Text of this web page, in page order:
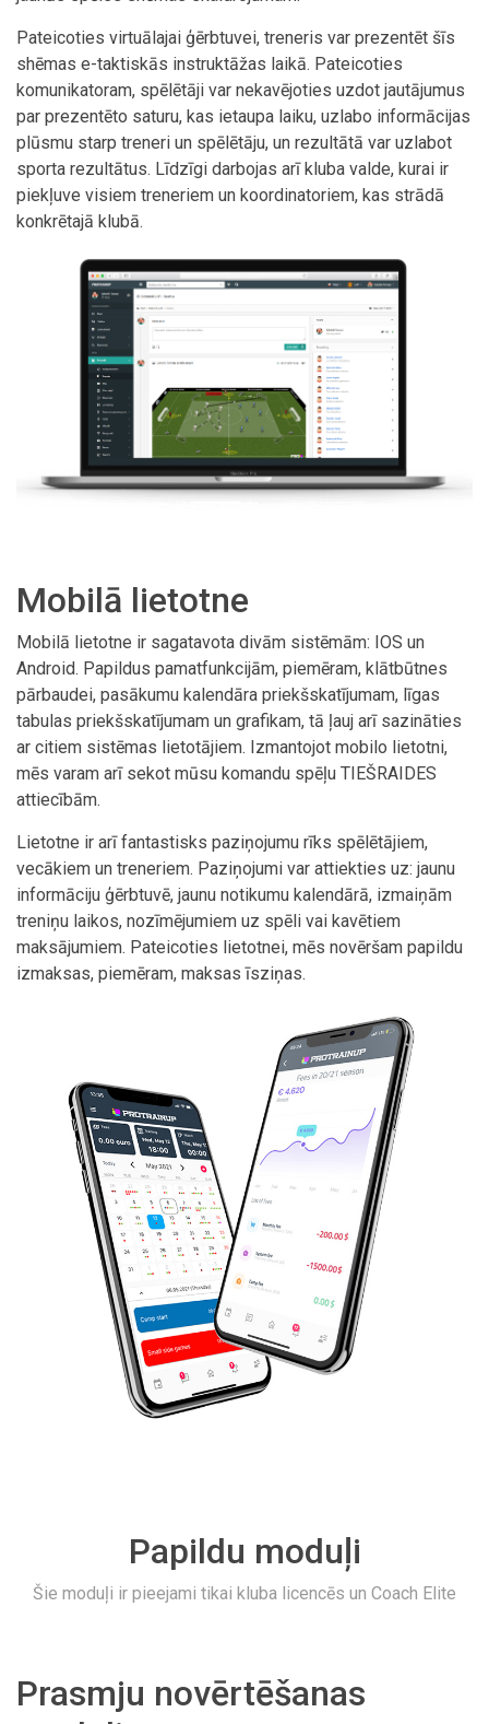
Pateicoties virtuālajai ģērbtuvei, treneris var prezentēt šīs
shēmas e-taktiskās instruktāžas laikā. Pateicoties
komunikatoram, spēlētāji var nekavējoties uzdot jautājumus
par prezentēto saturu, kas ietaupa laiku, uzlabo informācijas
plūsmu starp treneri un spēlētāju, un rezultātā var uzlabot
sporta rezultātus. Līdzīgi darbojas arī kluba valde, kurai ir
piekļuve visiem treneriem un koordinatoriem, kas strādā
konkrētajā klubā.
Mobilā lietotne
Mobilā lietotne ir sagatavota divām sistēmām: IOS un
Android. Papildus pamatfunkcijām, piemēram, klātbūtnes
pārbaudei, pasākumu kalendāra priekšskatījumam, līgas
tabulas priekšskatījumam un grafikam, tā ļauj arī sazināties
ar citiem sistēmas lietotājiem. Izmantojot mobilo lietotni,
mēs varam arī sekot mūsu komandu spēļu TIEŠRAIDES
attiecībām.
Lietotne ir arī fantastisks paziņojumu rīks spēlētājiem,
vecākiem un treneriem. Paziņojumi var attiekties uz: jaunu
informāciju ģērbtuvē, jaunu notikumu kalendārā, izmaiņām
treniņu laikos, nozīmējumiem uz spēli vai kavētiem
maksājumiem. Pateicoties lietotnei, mēs novēršam papildu
izmaksas, piemēram, maksas īsziņas.
Papildu moduļi
Šie moduļi ir pieejami tikai kluba licencēs un Coach Elite
Prasmju novērtēšanas